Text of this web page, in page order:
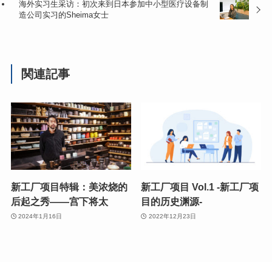
海外实习生采访：初次来到日本参加中小型医疗设备制
造公司实习的Sheima女士
関連記事
新工厂项目特辑：美浓烧的
后起之秀——宫下将太
2024年1月16日
新工厂项目 Vol.1 -新工厂项
目的历史渊源-
2022年12月23日